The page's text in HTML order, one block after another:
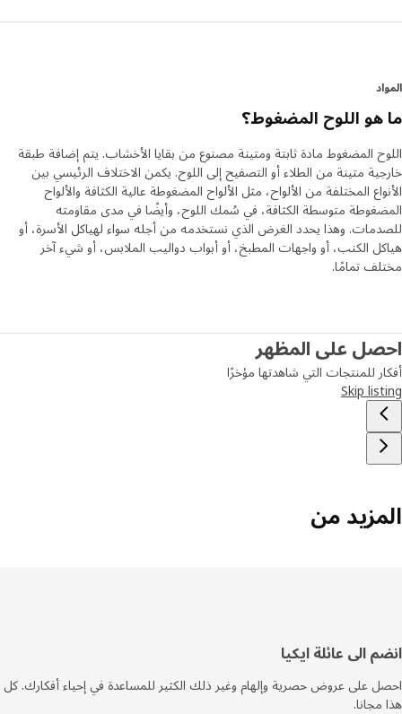
اللوح المضغوط؟
المضغوط مادة ثابتة ومتينة مصنوع من بقايا الأخشاب. يتم إضافة طبقة
متينة من الطلاء أو التصفيح إلى اللوح. يكمن الاختلاف الرئيسي بين
المختلفة من الألواح، مثل الألواح المضغوطة عالية الكثافة والألواح
متوسطة الكثافة، في سُمك اللوح، وأيضًا في مدى مقاومته
وهذا يحدد الغرض الذي نستخدمه من أجله سواء لهياكل الأسرة، أو
الكنب، أو واجهات المطبخ، أو أبواب دواليب الملابس، أو شيء آخر
تمامًا.
على المظهر
للمنتجات التي شاهدتها مؤخرًا
Skip
من
الى عائلة ايكيا
على عروض حصرية وإلهام وغير ذلك الكثير للمساعدة في إحياء أفكارك. كل